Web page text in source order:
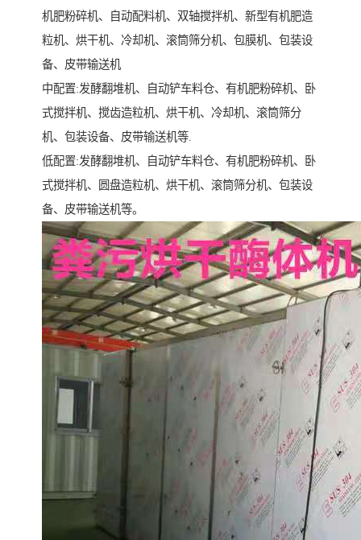
机肥粉碎机、自动配料机、双轴搅拌机、新型有机肥造
粒机、烘干机、冷却机、滚筒筛分机、包膜机、包装设
备、皮带输送机
中配置:发酵翻堆机、自动铲车料仓、有机肥粉碎机、卧
式搅拌机、搅齿造粒机、烘干机、冷却机、滚筒筛分
机、包装设备、皮带输送机等.
低配置:发酵翻堆机、自动铲车料仓、有机肥粉碎机、卧
式搅拌机、圆盘造粒机、烘干机、滚筒筛分机、包装设
备、皮带输送机等。